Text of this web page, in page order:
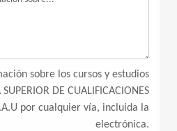
sobre los cursos y estudios
DE CUALIFICACIONES
por cualquier vía, incluida la
electrónica.